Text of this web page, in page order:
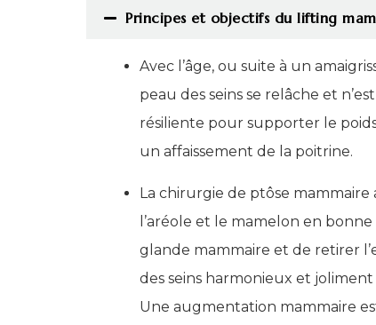
Principes et objectifs du lifting
Avec l’âge, ou suite à un
peau des seins se relâche et
résiliente pour supporter le
un affaissement de la poitrine.
La chirurgie de ptôse
l’aréole et le mamelon en
glande mammaire et de retirer
des seins harmonieux et joliment
Une augmentation mammaire